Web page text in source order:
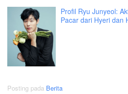
Profil Ryu Junyeol:
Pacar dari Hyeri dan
Posting pada Berita